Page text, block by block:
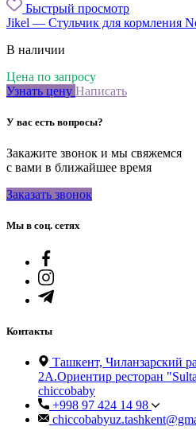
Быстрый просмотр
Jikel — Стульчик для кормления
В наличии
Цена по запросу
Узнать цену Написать
У вас есть вопросы?
Закажите звонок и мы свяжемся
с вами в ближайшее время
Заказать звонок
Мы в соц. сетях
Контакты
Ташкент, Чиланзарский
2А.Ориентир ресторан
chiccobaby
+998 97 424 14 98